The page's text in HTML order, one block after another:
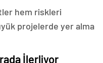
hem riskleri
projelerde yer alma
İlerliyor